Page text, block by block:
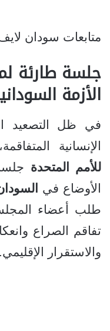
متابعات سودان لايف
جلسة طارئة
الأزمة
في ظل التصعيد
الإنسانية
للأمم المتحدة
الأوضاع في
طلب أعضاء
تفاقم الصراع
والاستقرار الإقليمي.